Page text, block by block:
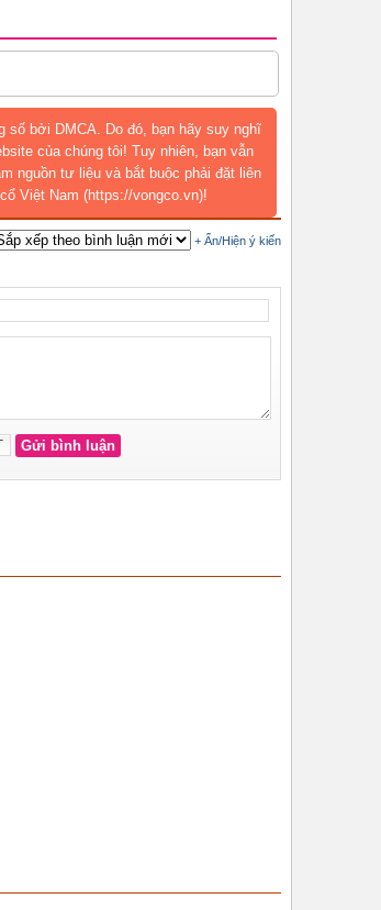
số bởi DMCA. Do đó, bạn hãy suy nghĩ
của chúng tôi! Tuy nhiên, bạn vẫn
nguồn tư liệu và bắt buộc phải đặt liên
Việt Nam (https://vongco.vn)!